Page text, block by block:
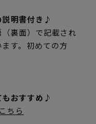
明書付き♪
裏面）で記載され
す。初めての方
おすすめ♪
ちら